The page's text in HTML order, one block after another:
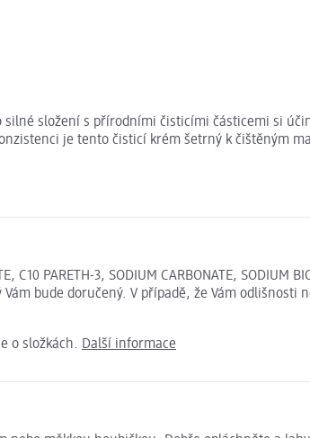
složení s přírodními čisticími částicemi si
je tento čisticí krém šetrný k čištěným
C10 PARETH-3, SODIUM CARBONATE,
bude doručený. V případě, že Vám
o složkách. Další informace